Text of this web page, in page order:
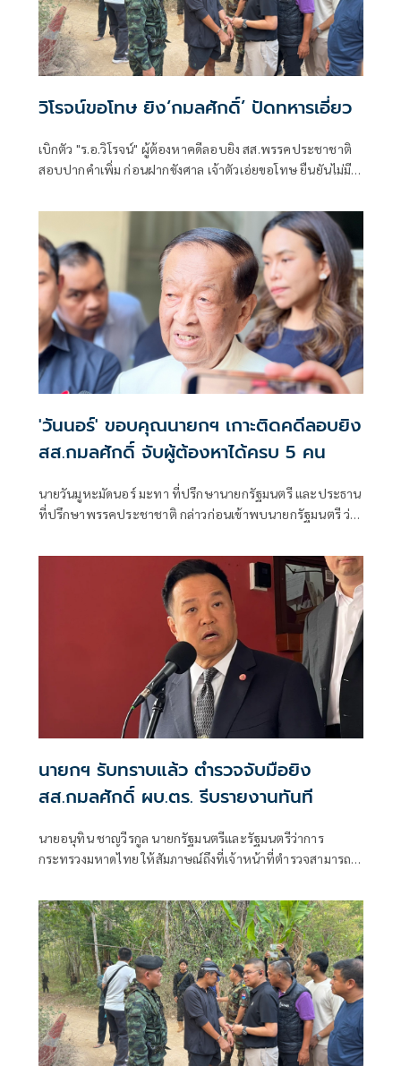
วิโรจน์ขอโทษ ยิง‘กมลศักดิ์’ ปัดทหารเอี่ยว
เบิกตัว "ร.อ.วิโรจน์" ผู้ต้องหาคดีลอบยิง สส.พรรคประชาชาติ
สอบปากคำเพิ่ม ก่อนฝากขังศาล เจ้าตัวเอ่ยขอโทษ ยืนยันไม่มี
ขณะที่ตำรวจเร่งขยายผลหาผู้บงการ
'วันนอร์' ขอบคุณนายกฯ เกาะติดคดีลอบยิง
สส.กมลศักดิ์ จับผู้ต้องหาได้ครบ 5 คน
นายวันมูหะมัดนอร์ มะทา ที่ปรึกษานายกรัฐมนตรี และประธาน
ที่ปรึกษาพรรคประชาชาติ กล่าวก่อนเข้าพบนายกรัฐมนตรี ว่า
คดีของนายกมลศักดิ์ ลีวาเมาะ สส.นราธิวาส พรรคประชาชาติ
ซึ่งในที่สุดสามารถจับผู้ต้องหาที่ตำรวจออกหมายจับทั้ง 5 คนได้
นายกฯ รับทราบแล้ว ตำรวจจับมือยิง
สส.กมลศักดิ์ ผบ.ตร. รีบรายงานทันที
นายอนุทิน ชาญวีรกูล นายกรัฐมนตรีและรัฐมนตรีว่าการ
กระทรวงมหาดไทย ให้สัมภาษณ์ถึงที่เจ้าหน้าที่ตำรวจสามารถ
นายกมลศักดิ์ ลีวาเมาะ สส.นราธิวาส พรรคประชาชาติ ว่า ได้รับ
ทราบรายงานแล้ว ซึ่งสามารถจับกุมผู้ต้องหาครบทั้ง 5 คนแล้ว
โดยเมื่อวานนี้ พล.ต.อ.กิตติ์รัฐ พันธุ์เพ็ชร์ ผู้บัญชาการตำรวจ
แห่งชาติ และ พล.ต.อ.สำราญ นวลมา รอง ผบ.ตร. ได้รายงาน
ทันที